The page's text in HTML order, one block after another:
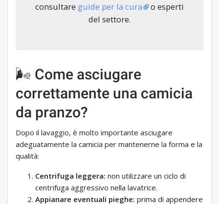
consultare guide per la cura
o esperti
del settore.
🌬 Come asciugare
correttamente una camicia
da pranzo?
Dopo il lavaggio, è molto importante asciugare
adeguatamente la camicia per mantenerne la forma e la
qualità:
Centrifuga leggera: non utilizzare un ciclo di
centrifuga aggressivo nella lavatrice.
Appianare eventuali pieghe: prima di appendere